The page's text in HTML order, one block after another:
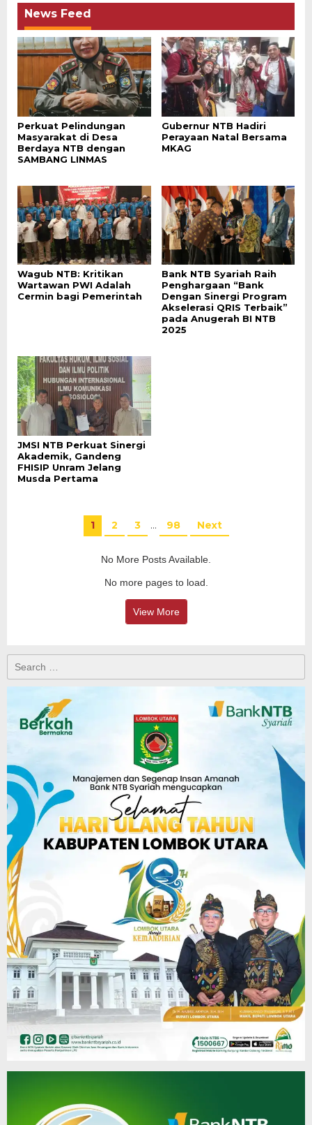
News Feed
Perkuat Pelindungan
Masyarakat di Desa
Berdaya NTB dengan
SAMBANG LINMAS
Gubernur NTB Hadiri
Perayaan Natal Bersama
MKAG
Wagub NTB: Kritikan
Wartawan PWI Adalah
Cermin bagi Pemerintah
Bank NTB Syariah Raih
Penghargaan “Bank
Dengan Sinergi Program
Akselerasi QRIS Terbaik”
pada Anugerah BI NTB
2025
JMSI NTB Perkuat Sinergi
Akademik, Gandeng
FHISIP Unram Jelang
Musda Pertama
1 2 3 … 98 Next
No More Posts Available.
No more pages to load.
View More
for: